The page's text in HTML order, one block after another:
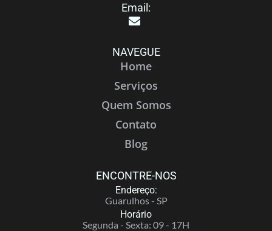
Email:
NAVEGUE
Home
Serviços
Quem Somos
Contato
Blog
ENCONTRE-NOS
Endereço:
Guarulhos - SP
Horário
Segunda - Sexta: 09 - 17H